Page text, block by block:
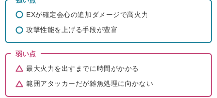
EXが確定会心の追加ダメージで高火力
攻撃性能を上げる手段が豊富
弱い点
最大火力を出すまでに時間がかかる
範囲アタッカーだが雑魚処理に向かない